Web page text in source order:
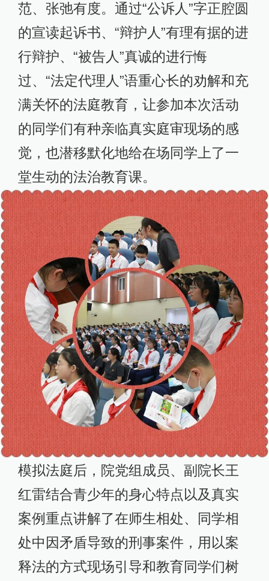
范、张弛有度。通过“公诉人”字正腔圆
的宣读起诉书、“辩护人”有理有据的进
行辩护、“被告人”真诚的进行悔
过、“法定代理人”语重心长的劝解和充
满关怀的法庭教育，让参加本次活动
的同学们有种亲临真实庭审现场的感
觉，也潜移默化地给在场同学上了一
堂生动的法治教育课。
模拟法庭后，院党组成员、副院长王
红雷结合青少年的身心特点以及真实
案例重点讲解了在师生相处、同学相
处中因矛盾导致的刑事案件，用以案
释法的方式现场引导和教育同学们树